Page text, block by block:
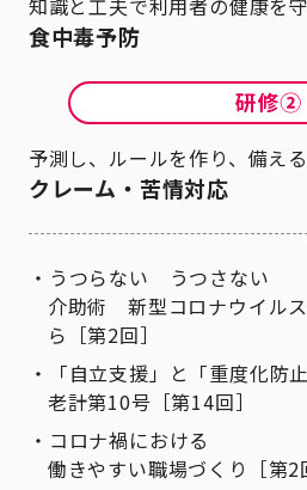
知識と工夫で利用者の健康を守
食中毒予防
予測し、ルールを作り、備える
クレーム・苦情対応
うつらない うつさない
介助術 新型コロナウイル
ら［第2回］
「自立支援」と「重度化防
老計第10号［第14回］
コロナ禍における
働きやすい職場づくり［第2